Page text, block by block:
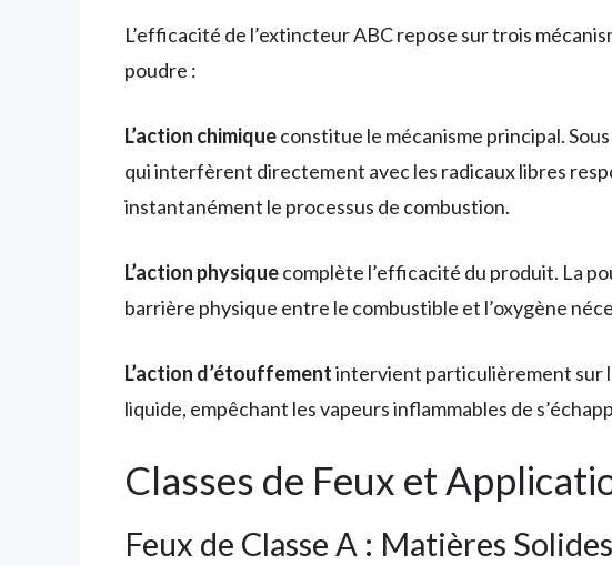
L’efficacité de l’extincteur ABC repose sur trois
poudre :
L’action chimiqueconstitue le mécanisme principal.
qui interfèrent directement avec les radicaux libres
instantanément le processus de combustion.
L’action physiquecomplète l’efficacité du produit. La
barrière physique entre le combustible et l’oxygène
L’action d’étouffementintervient particulièrement sur
liquide, empêchant les vapeurs inflammables de
Classes de Feux et
Feux de Classe A : Matières Solides